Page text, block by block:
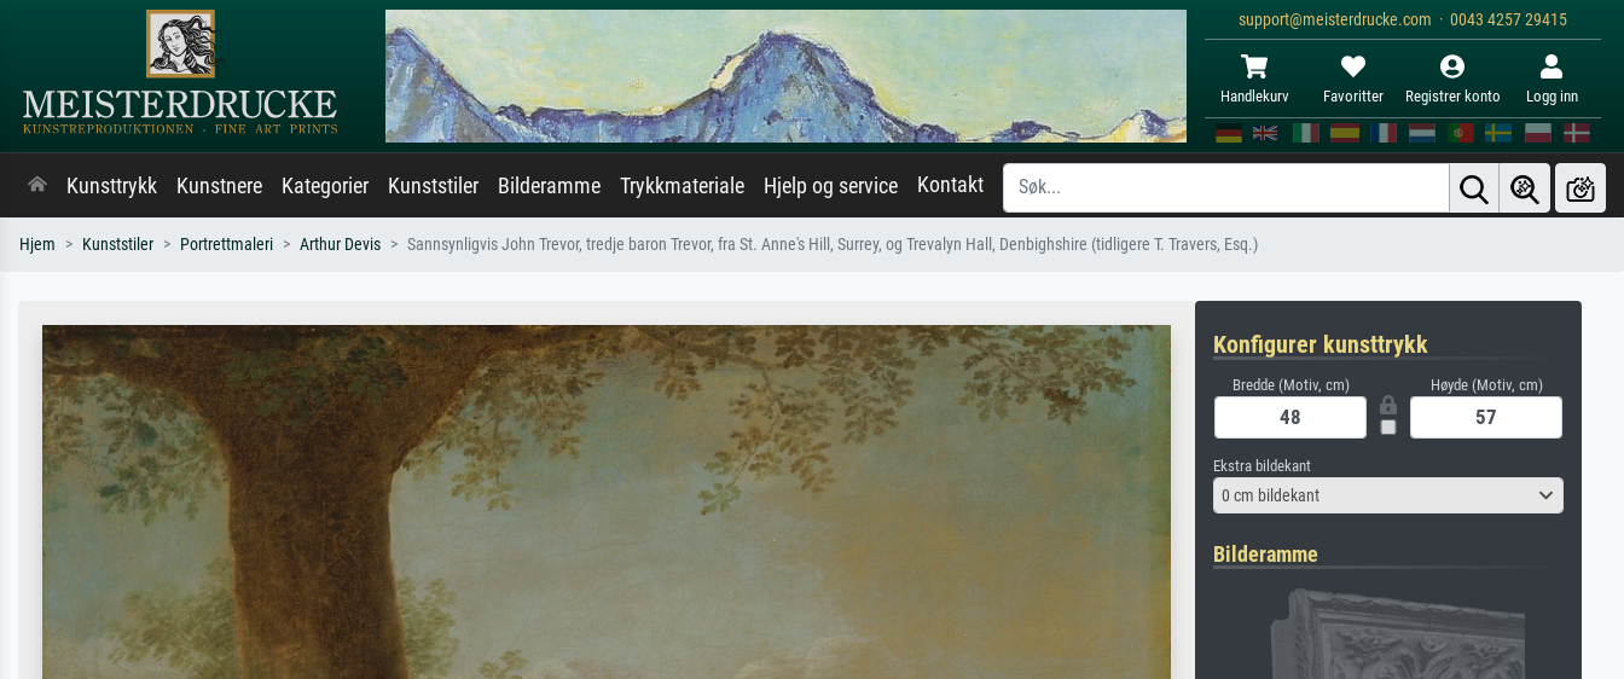
support@meisterdrucke.com · 0043 4257 29415
Handlekurv Favoritter Registrer konto Logg inn
Kunsttrykk Kunstnere Kategorier Kunststiler Bilderamme Trykkmateriale Hjelp og service Kontakt
Hjem Kunststiler Portrettmaleri Arthur Devis Sannsynligvis John Trevor, tredje baron Trevor, fra St. Anne's Hill, Surrey, og Trevalyn Hall, Denbighshire (tidligere T. Travers, Esq.)
Konfigurer kunsttrykk
Bredde (Motiv, cm) Høyde (Motiv, cm)
Ekstra bildekant
0 cm bildekant
Bilderamme